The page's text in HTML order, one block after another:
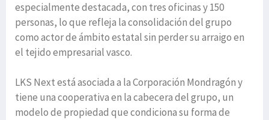
especialmente destacada, con tres oficinas y 150
personas, lo que refleja la consolidación del grupo
como actor de ámbito estatal sin perder su arraigo en
el tejido empresarial vasco.
LKS Next está asociada a la Corporación Mondragón y
tiene una cooperativa en la cabecera del grupo, un
modelo de propiedad que condiciona su forma de